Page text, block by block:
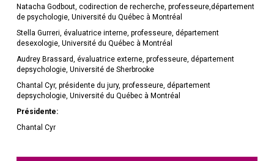
Natacha Godbout, codirection de recherche, professeure,département
de psychologie, Université du Québec à Montréal
Stella Gurreri, évaluatrice interne, professeure, département
desexologie, Université du Québec à Montréal
Audrey Brassard, évaluatrice externe, professeure, département
depsychologie, Université de Sherbrooke
Chantal Cyr, présidente du jury, professeure, département
depsychologie, Université du Québec à Montréal
Présidente:
Chantal Cyr